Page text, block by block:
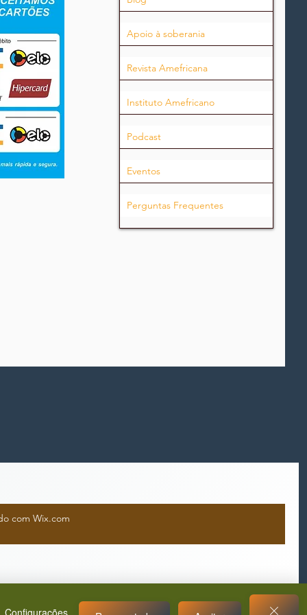
Apoio à soberania
Revista Amefricana
Instituto Amefricano
Podcast
Eventos
Perguntas Frequentes
com Wix.com
Configurações